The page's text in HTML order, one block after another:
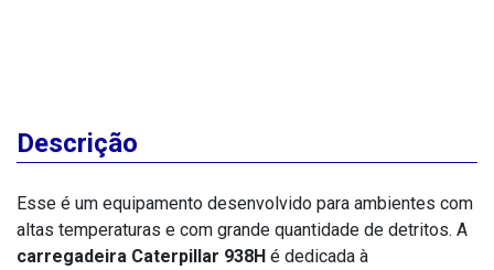
Descrição
Esse é um equipamento desenvolvido para ambientes com
altas temperaturas e com grande quantidade de detritos. A
carregadeira Caterpillar 938H é dedicada à